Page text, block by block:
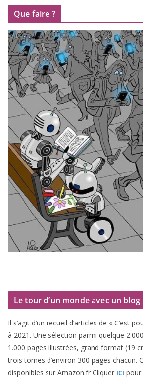
Que faire ?
Le tour d’un monde avec un blog
Il s’agit d’un recueil d’ar­ticles de « C’est
à 2021 . Une sélec­tion par­mi quelque 2.000
1 .000 pages illus­trées, grand for­mat (19
trois tomes d’environ 300 pages cha­cun.
dis­po­nibles sur Amazon​.fr Cliquer ICI pour